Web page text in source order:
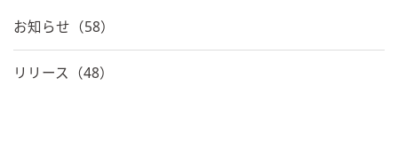
お知らせ（58）
リリース（48）